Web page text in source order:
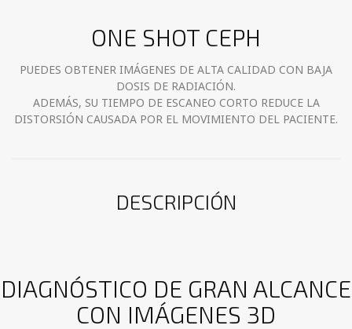
ONE SHOT CEPH
PUEDES OBTENER IMÁGENES DE ALTA CALIDAD CON BAJA
DOSIS DE RADIACIÓN.
ADEMÁS, SU TIEMPO DE ESCANEO CORTO REDUCE LA
DISTORSIÓN CAUSADA POR EL MOVIMIENTO DEL PACIENTE.
DESCRIPCIÓN
DIAGNÓSTICO DE GRAN ALCANCE
CON IMÁGENES 3D